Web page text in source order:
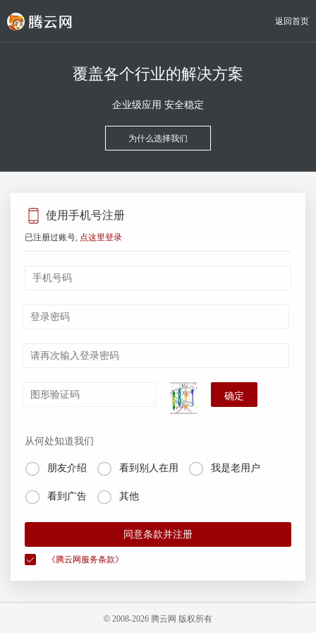
返回首页
覆盖各个行业的解决方案
企业级应用 安全稳定
为什么选择我们
使用手机号注册
已注册过账号, 点这里登录
确定
从何处知道我们
 朋友介绍  看到别人在用  我是老用户
 看到广告  其他
同意条款并注册
《腾云网服务条款》
© 2008-2026 腾云网 版权所有